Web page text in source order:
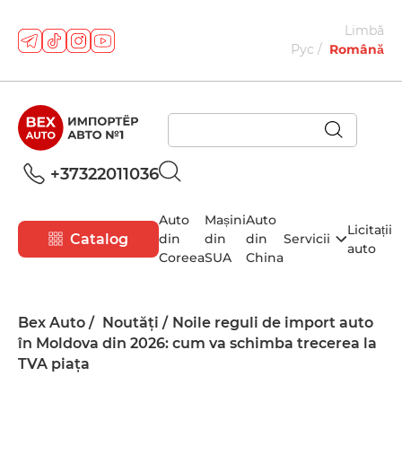
Limbă
Рус
Română
+37322011036
Catalog
Auto
din
Coreea
Mașini
din
SUA
Auto
din
China
Servicii
Licitații
auto
Bex Auto Noutăți
Noile reguli de import auto
în Moldova din 2026: cum va schimba trecerea la
TVA piața